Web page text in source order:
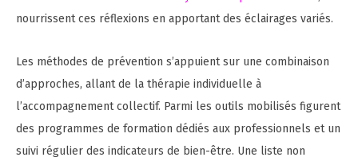
nourrissent ces réflexions en apportant des éclairages variés.
Les méthodes de prévention s’appuient sur une combinaison
d’approches, allant de la thérapie individuelle à
l’accompagnement collectif. Parmi les outils mobilisés figurent
des programmes de formation dédiés aux professionnels et un
suivi régulier des indicateurs de bien-être. Une liste non